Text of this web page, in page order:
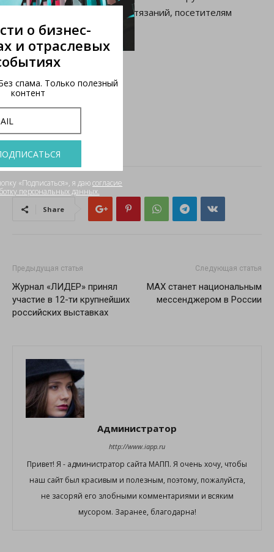
Новости о бизнес-
подарках и отраслевых
Раз в неделю. Без спама. Только полезный
Нажимая на кнопку «Подписаться», я даю
на обработку персональных данных.
участникам спортивных состязаний, посетителям
магазинов спорттоваров.
ПК «Пи-Ай-Ви»
www.icpens.com
www.kaco-russia.ru
www.p-i-v.ru
Share
Предыдущая статья
Журнал «ЛИДЕР» принял
участие в 12-ти крупнейших
российских выставках
Следующая статья
MAX станет национальным
мессенджером в России
Администратор
http://www.iapp.ru
Привет! Я - администратор сайта МАПП. Я очень хочу, чтобы
наш сайт был красивым и полезным, поэтому, пожалуйста,
не засоряй его злобными комментариями и всяким
мусором. Заранее, благодарна!